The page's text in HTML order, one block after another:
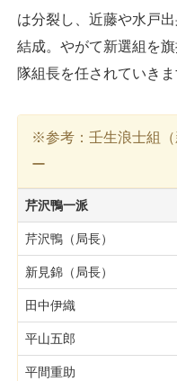
は分裂し、近藤や水戸
結成。やがて新選組を
隊組長を任されていきま
※参考：壬生浪士組
ー
芹沢鴨一派
芹沢鴨（局長）
新見錦（局長）
田中伊織
平山五郎
平間重助